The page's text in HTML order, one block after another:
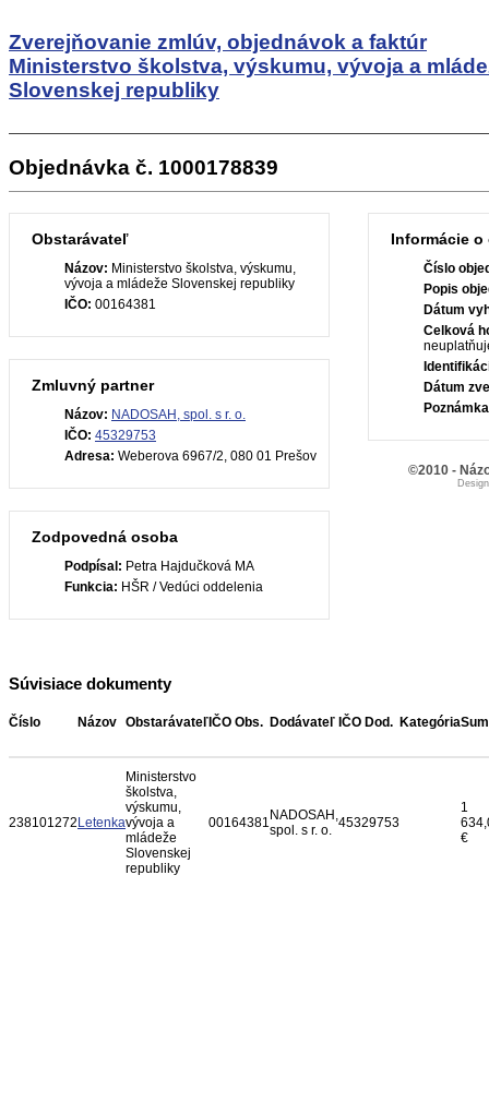
Zverejňovanie zmlúv, objednávok a faktúr
Ministerstvo školstva, výskumu, vývoja a
Slovenskej republiky
Objednávka č. 1000178839
Obstarávateľ
Názov: Ministerstvo školstva, výskumu,
vývoja a mládeže Slovenskej republiky
IČO: 00164381
Zmluvný partner
Názov: NADOSAH, spol. s r. o.
IČO: 45329753
Adresa: Weberova 6967/2, 080 01 Prešov
Zodpovedná osoba
Podpísal: Petra Hajdučková MA
Funkcia: HŠR / Vedúci oddelenia
Informácie
Číslo
Popis
Dátum
Celková
Dátum
Súvisiace dokumenty
Číslo Názov Obstarávateľ IČO Obs. Dodávateľ IČO Dod. Kategória
238101272 Letenka
Ministerstvo
školstva,
výskumu,
vývoja a
mládeže
Slovenskej
republiky
00164381 NADOSAH,
spol. s r. o. 45329753
1
€
©2010 -